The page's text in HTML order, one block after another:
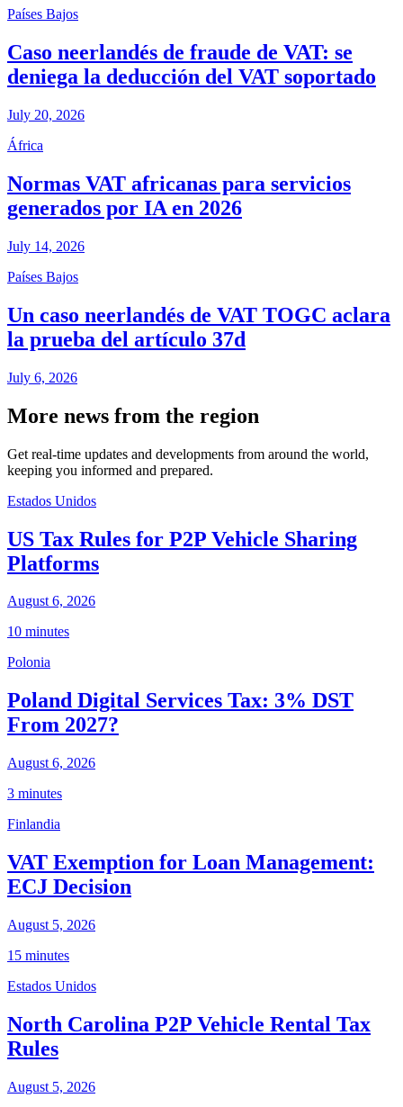
Países Bajos
Caso neerlandés de fraude de VAT: se
deniega la deducción del VAT soportado
July 20, 2026
África
Normas VAT africanas para servicios
generados por IA en 2026
July 14, 2026
Países Bajos
Un caso neerlandés de VAT TOGC aclara
la prueba del artículo 37d
July 6, 2026
More news from the region
Get real-time updates and developments from around the world,
keeping you informed and prepared.
Estados Unidos
US Tax Rules for P2P Vehicle Sharing
Platforms
August 6, 2026
10 minutes
Polonia
Poland Digital Services Tax: 3% DST
From 2027?
August 6, 2026
3 minutes
Finlandia
VAT Exemption for Loan Management:
ECJ Decision
August 5, 2026
15 minutes
Estados Unidos
North Carolina P2P Vehicle Rental Tax
Rules
August 5, 2026